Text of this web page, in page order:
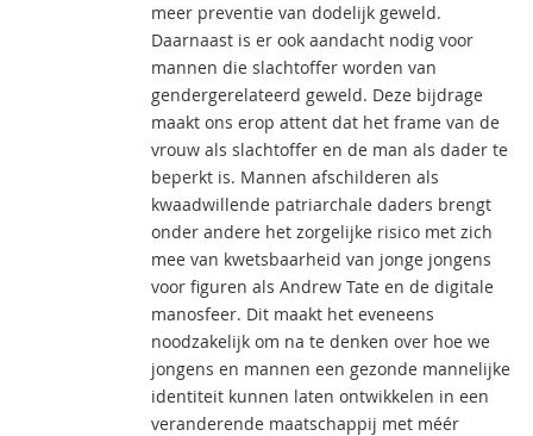
meer preventie van dodelijk geweld.
Daarnaast is er ook aandacht nodig voor
mannen die slachtoffer worden van
gendergerelateerd geweld. Deze bijdrage
maakt ons erop attent dat het frame van de
vrouw als slachtoffer en de man als dader te
beperkt is. Mannen afschilderen als
kwaadwillende patriarchale daders brengt
onder andere het zorgelijke risico met zich
mee van kwetsbaarheid van jonge jongens
voor figuren als Andrew Tate en de digitale
manosfeer. Dit maakt het eveneens
noodzakelijk om na te denken over hoe we
jongens en mannen een gezonde mannelijke
identiteit kunnen laten ontwikkelen in een
veranderende maatschappij met méér